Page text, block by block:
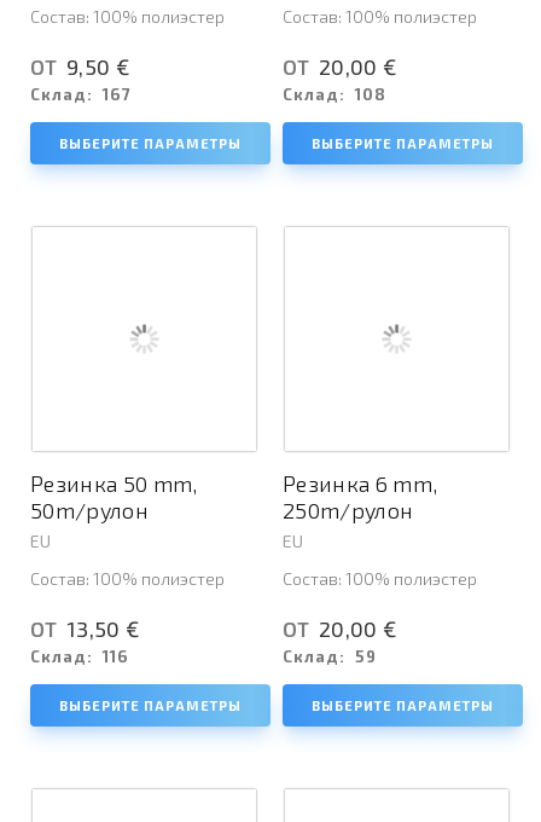
Состав: 100% полиэстер
ОТ 9,50 €
Склад: 167
ВЫБЕРИТЕ ПАРАМЕТРЫ
Состав: 100% полиэстер
ОТ 20,00 €
Склад: 108
ВЫБЕРИТЕ ПАРАМЕТРЫ
Резинка 50 mm,
50m/рулон
EU
Состав: 100% полиэстер
ОТ 13,50 €
Склад: 116
ВЫБЕРИТЕ ПАРАМЕТРЫ
Резинка 6 mm,
250m/рулон
EU
Состав: 100% полиэстер
ОТ 20,00 €
Склад: 59
ВЫБЕРИТЕ ПАРАМЕТРЫ